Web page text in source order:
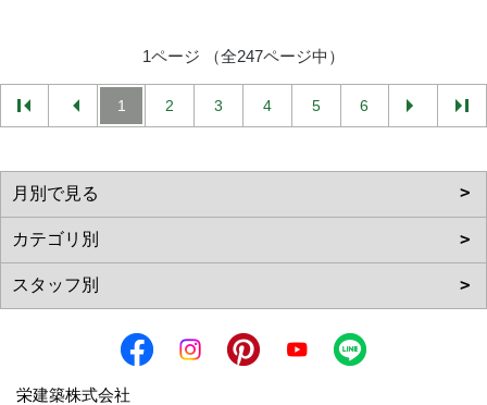
1ページ （全247ページ中）
1 2 3 4 5 6
栄建築株式会社